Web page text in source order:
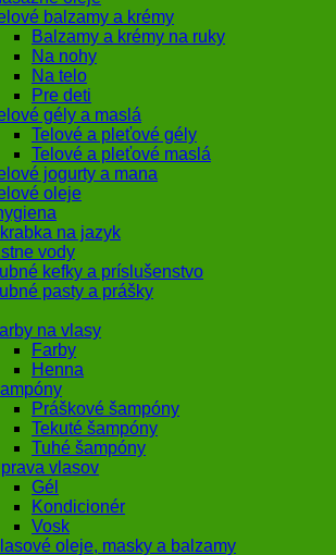
balzamy a krémy
Balzamy a krémy na ruky
Na nohy
Na telo
Pre deti
gély a maslá
Telové a pleťové gély
Telové a pleťové maslá
jogurty a mana
oleje
na jazyk
vody
kefky a príslušenstvo
pasty a prášky
na vlasy
Farby
Henna
Práškové šampóny
Tekuté šampóny
Tuhé šampóny
vlasov
Gél
Kondicionér
Vosk
oleje, masky a balzamy